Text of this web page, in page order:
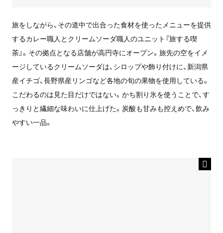
旅をしながら、その道中で出合った食材を使ったメニューを提供
するカレー職人とクリームソーダ職人のユニット『旅する喫
茶』。その拠点となる店舗が高円寺にオープン。旅先の空をイメ
ージしているクリームソーダは、シロップや飾り付けに、新潟県
産イチゴ、長野県産リンゴなど各地の旬の果物を使用している。
こだわるのは見た目だけではない。かち割り氷を使うことで、す
っきりと繊細な味わいに仕上げた。炭酸も甘みも控えめで、飲み
やすい一品。